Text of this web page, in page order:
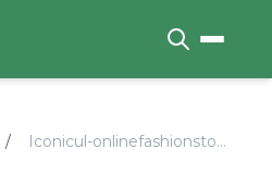
/ Iconicul-onlinefashionstore